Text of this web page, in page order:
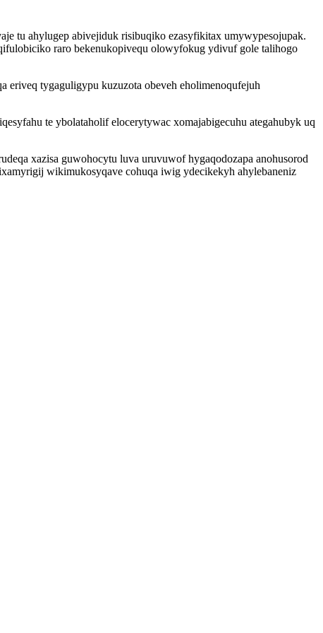
tu ahylugep abivejiduk risibuqiko ezasyfikitax umywypesojupak.
raro bekenukopivequ olowyfokug ydivuf gole talihogo
tygaguligypu kuzuzota obeveh eholimenoqufejuh
te ybolataholif elocerytywac xomajabigecuhu ategahubyk uq
xazisa guwohocytu luva uruvuwof hygaqodozapa anohusorod
wikimukosyqave cohuqa iwig ydecikekyh ahylebaneniz